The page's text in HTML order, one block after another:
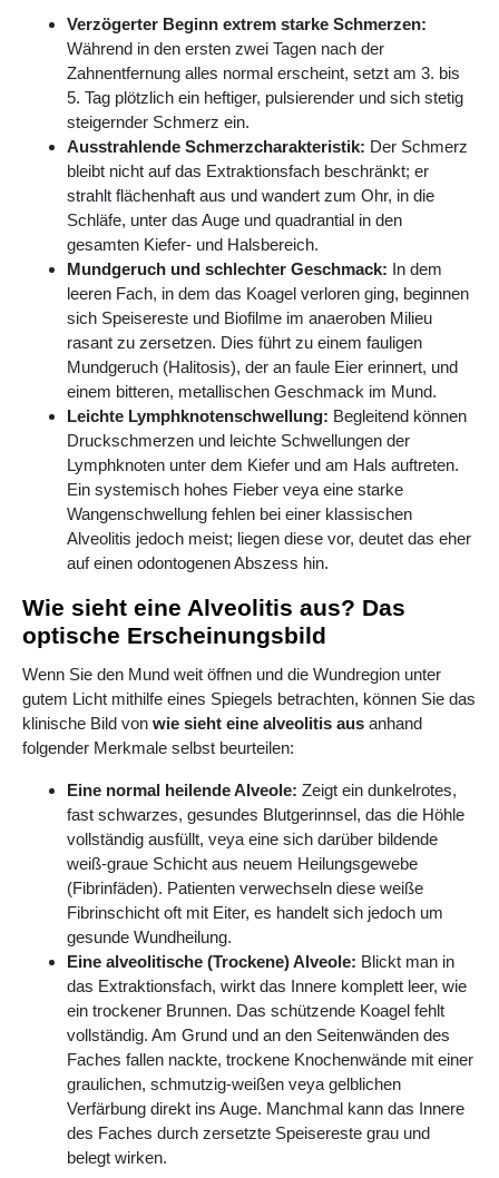
Verzögerter Beginn extrem starke Schmerzen:
Während in den ersten zwei Tagen nach der
Zahnentfernung alles normal erscheint, setzt am 3. bis
5. Tag plötzlich ein heftiger, pulsierender und sich stetig
steigernder Schmerz ein.
Ausstrahlende Schmerzcharakteristik: Der Schmerz
bleibt nicht auf das Extraktionsfach beschränkt; er
strahlt flächenhaft aus und wandert zum Ohr, in die
Schläfe, unter das Auge und quadrantial in den
gesamten Kiefer- und Halsbereich.
Mundgeruch und schlechter Geschmack: In dem
leeren Fach, in dem das Koagel verloren ging, beginnen
sich Speisereste und Biofilme im anaeroben Milieu
rasant zu zersetzen. Dies führt zu einem fauligen
Mundgeruch (Halitosis), der an faule Eier erinnert, und
einem bitteren, metallischen Geschmack im Mund.
Leichte Lymphknotenschwellung: Begleitend können
Druckschmerzen und leichte Schwellungen der
Lymphknoten unter dem Kiefer und am Hals auftreten.
Ein systemisch hohes Fieber veya eine starke
Wangenschwellung fehlen bei einer klassischen
Alveolitis jedoch meist; liegen diese vor, deutet das eher
auf einen odontogenen Abszess hin.
Wie sieht eine Alveolitis aus? Das
optische Erscheinungsbild
Wenn Sie den Mund weit öffnen und die Wundregion unter
gutem Licht mithilfe eines Spiegels betrachten, können Sie das
klinische Bild von wie sieht eine alveolitis aus anhand
folgender Merkmale selbst beurteilen:
Eine normal heilende Alveole: Zeigt ein dunkelrotes,
fast schwarzes, gesundes Blutgerinnsel, das die Höhle
vollständig ausfüllt, veya eine sich darüber bildende
weiß-graue Schicht aus neuem Heilungsgewebe
(Fibrinfäden). Patienten verwechseln diese weiße
Fibrinschicht oft mit Eiter, es handelt sich jedoch um
gesunde Wundheilung.
Eine alveolitische (Trockene) Alveole: Blickt man in
das Extraktionsfach, wirkt das Innere komplett leer, wie
ein trockener Brunnen. Das schützende Koagel fehlt
vollständig. Am Grund und an den Seitenwänden des
Faches fallen nackte, trockene Knochenwände mit einer
graulichen, schmutzig-weißen veya gelblichen
Verfärbung direkt ins Auge. Manchmal kann das Innere
des Faches durch zersetzte Speisereste grau und
belegt wirken.